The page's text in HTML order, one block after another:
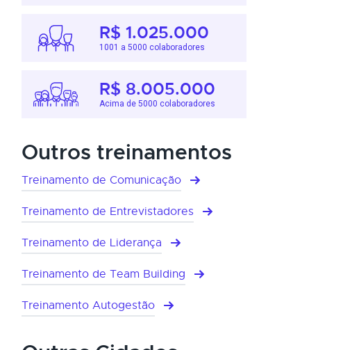
R$ 1.025.000
1001 a 5000 colaboradores
R$ 8.005.000
Acima de 5000 colaboradores
Outros treinamentos
Treinamento de Comunicação
Treinamento de Entrevistadores
Treinamento de Liderança
Treinamento de Team Building
Treinamento Autogestão